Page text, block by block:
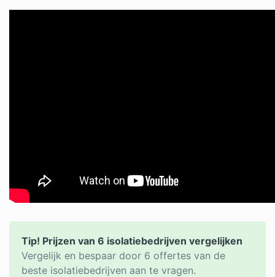
Tip! Prijzen van 6 isolatiebedrijven vergelijken
Vergelijk en bespaar door 6 offertes van de
beste isolatiebedrijven aan te vragen.